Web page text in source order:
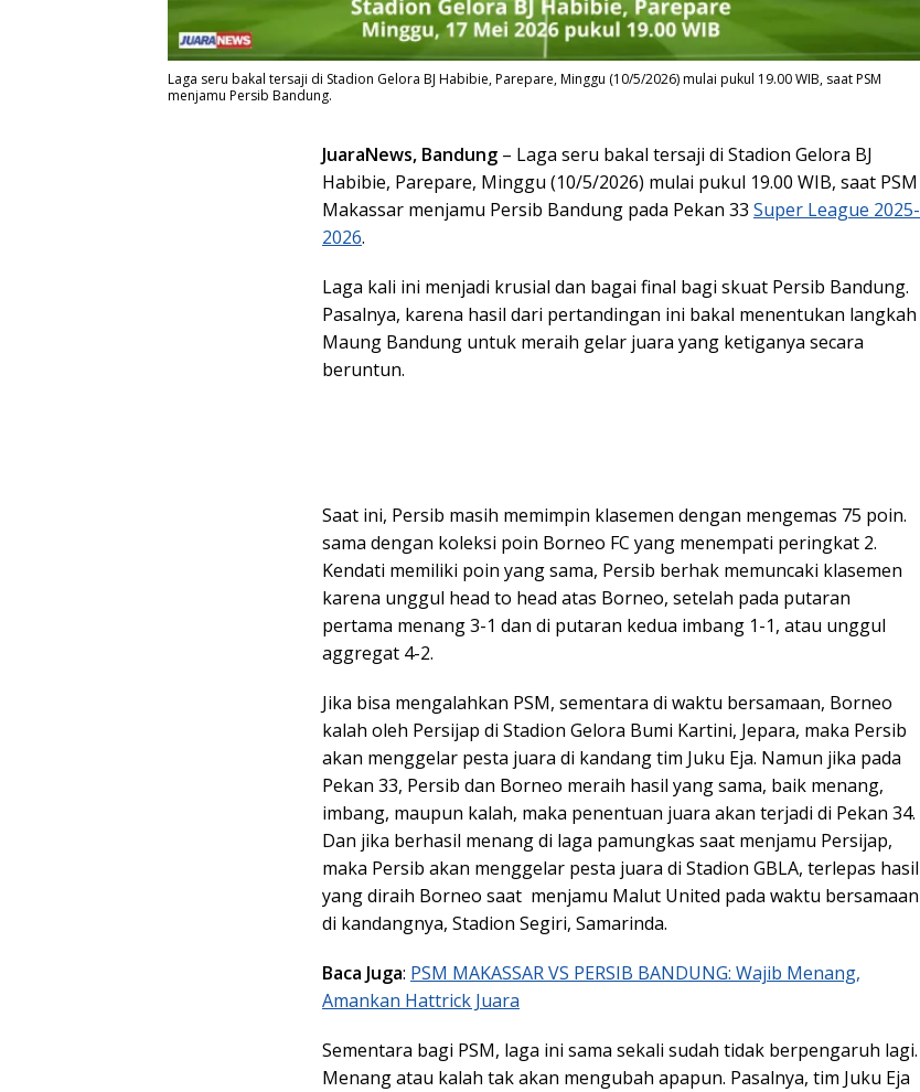
Laga seru bakal tersaji di Stadion Gelora BJ Habibie, Parepare, Minggu (10/5/2026) mulai pukul 19.00 WIB, saat PSM
menjamu Persib Bandung.
JuaraNews, Bandung – Laga seru bakal tersaji di Stadion Gelora BJ
Habibie, Parepare, Minggu (10/5/2026) mulai pukul 19.00 WIB, saat PSM
Makassar menjamu Persib Bandung pada Pekan 33 Super League 2025-
2026.
Laga kali ini menjadi krusial dan bagai final bagi skuat Persib Bandung.
Pasalnya, karena hasil dari pertandingan ini bakal menentukan langkah
Maung Bandung untuk meraih gelar juara yang ketiganya secara
beruntun.
Saat ini, Persib masih memimpin klasemen dengan mengemas 75 poin.
sama dengan koleksi poin Borneo FC yang menempati peringkat 2.
Kendati memiliki poin yang sama, Persib berhak memuncaki klasemen
karena unggul head to head atas Borneo, setelah pada putaran
pertama menang 3-1 dan di putaran kedua imbang 1-1, atau unggul
aggregat 4-2.
Jika bisa mengalahkan PSM, sementara di waktu bersamaan, Borneo
kalah oleh Persijap di Stadion Gelora Bumi Kartini, Jepara, maka Persib
akan menggelar pesta juara di kandang tim Juku Eja. Namun jika pada
Pekan 33, Persib dan Borneo meraih hasil yang sama, baik menang,
imbang, maupun kalah, maka penentuan juara akan terjadi di Pekan 34.
Dan jika berhasil menang di laga pamungkas saat menjamu Persijap,
maka Persib akan menggelar pesta juara di Stadion GBLA, terlepas hasil
yang diraih Borneo saat menjamu Malut United pada waktu bersamaan
di kandangnya, Stadion Segiri, Samarinda.
Baca Juga: PSM MAKASSAR VS PERSIB BANDUNG: Wajib Menang,
Amankan Hattrick Juara
Sementara bagi PSM, laga ini sama sekali sudah tidak berpengaruh lagi.
Menang atau kalah tak akan mengubah apapun. Pasalnya, tim Juku Eja